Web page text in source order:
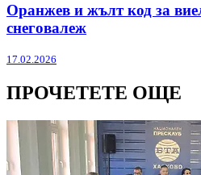
Оранжев и жълт код за
снеговалеж
17.02.2026
ПРОЧЕТЕТЕ ОЩЕ